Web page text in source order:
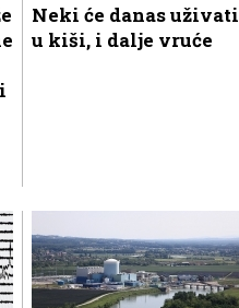
Neki će danas uživati
u kiši, i dalje vruće